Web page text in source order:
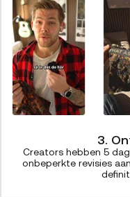
3.
Creators hebben 5
onbeperkte revisies